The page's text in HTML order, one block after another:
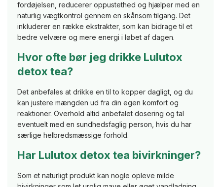
fordøjelsen, reducerer oppustethed og hjælper med en
naturlig vægtkontrol gennem en skånsom tilgang. Det
inkluderer en række ekstrakter, som kan bidrage til et
bedre velvære og mere energi i løbet af dagen.
Hvor ofte bør jeg drikke Lulutox
detox tea?
Det anbefales at drikke en til to kopper dagligt, og du
kan justere mængden ud fra din egen komfort og
reaktioner. Overhold altid anbefalet dosering og tal
eventuelt med en sundhedsfaglig person, hvis du har
særlige helbredsmæssige forhold.
Har Lulutox detox tea bivirkninger?
Som et naturligt produkt kan nogle opleve milde